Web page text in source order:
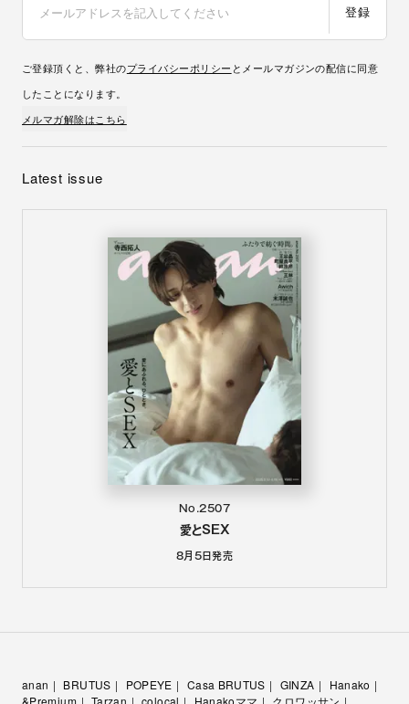
登録
ご登録頂くと、弊社のプライバシーポリシー とメールマガジンの配信に同意
したことになります。
メルマガ解除はこちら
Latest issue
No.2507
愛とSEX
8月5日発売
anan BRUTUS POPEYE Casa BRUTUS GINZA
Hanako